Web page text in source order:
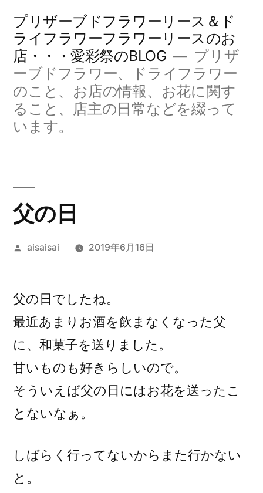
プリザーブドフラワーリース＆ド
ライフラワーフラワーリースのお
店・・・愛彩祭のBLOG
プリザ
ーブドフラワー、ドライフラワー
のこと、お店の情報、お花に関す
ること、店主の日常などを綴って
います。
父の日
投
aisaisai 2019年6月16日
父の日でしたね。
最近あまりお酒を飲まなくなった父
に、和菓子を送りました。
甘いものも好きらしいので。
そういえば父の日にはお花を送ったこ
とないなぁ。
しばらく行ってないからまた行かない
と。